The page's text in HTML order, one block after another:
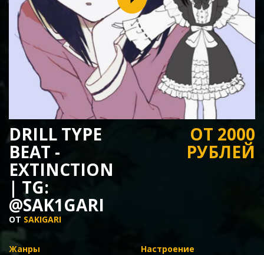
DRILL TYPE
BEAT -
EXTINCTION
| TG:
@SAK1GARI
ОТ SAKIGARI
ОТ 2000
РУБЛЕЙ
Жанры
Настроение